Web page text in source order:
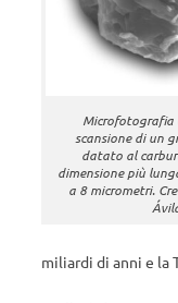
Microfotografia
scansione di un
datato al
dimensione più
a 8 micrometri.
miliardi di anni e la